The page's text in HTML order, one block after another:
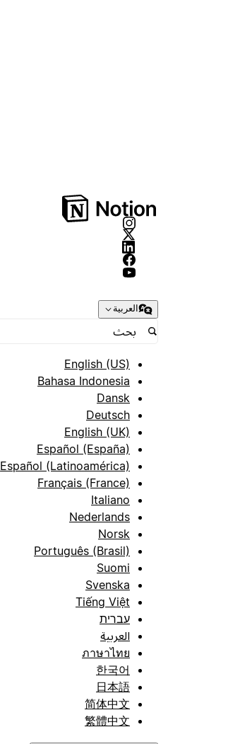
العربية
English (US)
Bahasa Indonesia
Dansk
Deutsch
English (UK)
Español (España)
Español (Latinoamérica)
Français (France)
Italiano
Nederlands
Norsk
Português (Brasil)
Suomi
Svenska
Tiếng Việt
עברית
العربية
ภาษาไทย
한국어
日本語
简体中文
繁體中文